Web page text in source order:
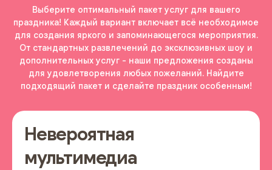
Выберите оптимальный пакет услуг для вашего
праздника! Каждый вариант включает всё необходимое
для создания яркого и запоминающегося мероприятия.
От стандартных развлечений до эксклюзивных шоу и
дополнительных услуг - наши предложения созданы
для удовлетворения любых пожеланий. Найдите
подходящий пакет и сделайте праздник особенным!
Невероятная
мультимедиа